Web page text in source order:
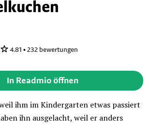
4.81 • 232 bewertungen
In Readmio öffnen
ihm im Kindergarten etwas passiert
ihn ausgelacht, weil er anders